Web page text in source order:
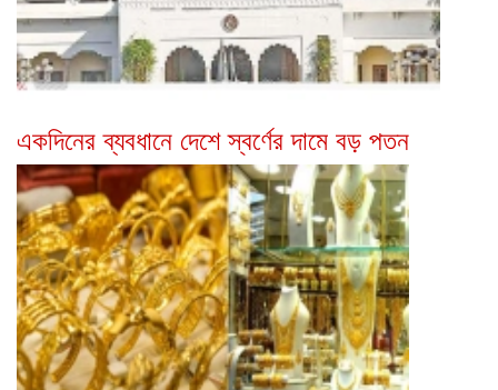
একদিনের ব্যবধানে দেশে স্বর্ণের দামে বড় পতন